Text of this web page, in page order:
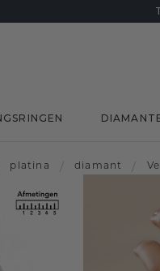
platina / diamant /